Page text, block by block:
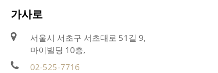
가사로
서울시 서초구 서초대로 51길 9,
마이빌딩 10층,
02-525-7716